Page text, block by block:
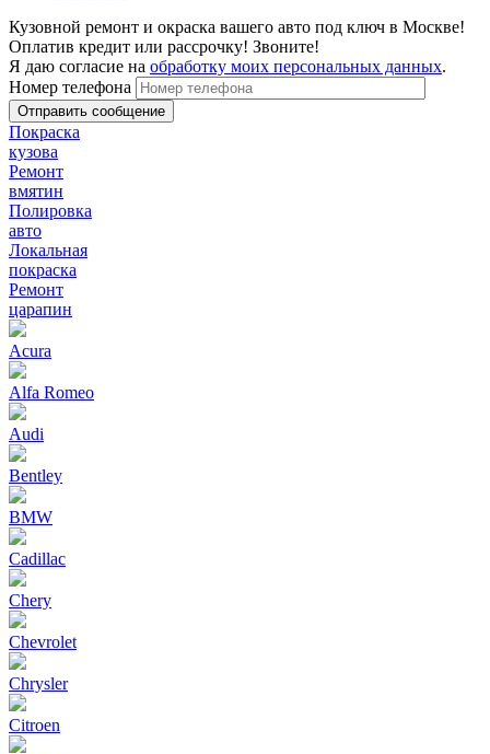
Кузовной ремонт и окраска вашего авто под ключ в Москве!
Оплатив кредит или рассрочку! Звоните!
Я даю согласие на обработку моих персональных данных.
Номер телефона
Покраска
кузова
Ремонт
вмятин
Полировка
авто
Локальная
покраска
Ремонт
царапин
Acura
Alfa Romeo
Audi
Bentley
BMW
Cadillac
Chery
Chevrolet
Chrysler
Citroen